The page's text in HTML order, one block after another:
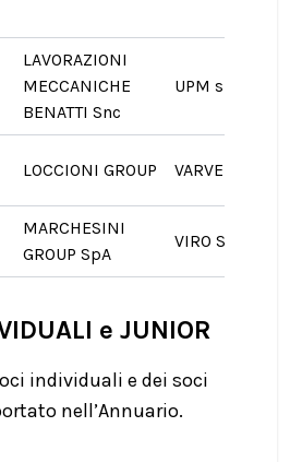
LAVORAZIONI
MECCANICHE
BENATTI Snc
UPM srl
LOCCIONI GROUP VARVEL SpA
MARCHESINI
GROUP SpA
VIRO SpA
e JUNIOR
individuali e dei soci
nell’Annuario.